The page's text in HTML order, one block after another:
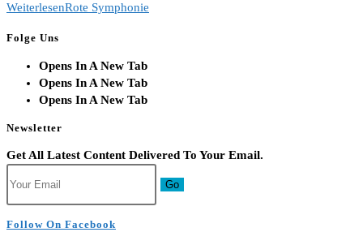
WeiterlesenRote Symphonie
Folge Uns
Opens In A New Tab
Opens In A New Tab
Opens In A New Tab
Newsletter
Get All Latest Content Delivered To Your Email.
Go
Follow On Facebook